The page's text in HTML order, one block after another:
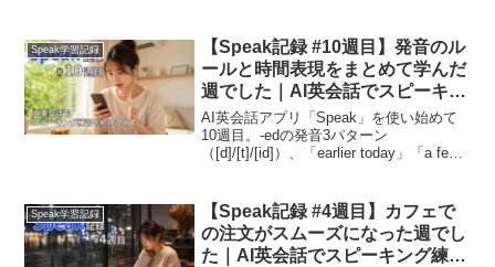
Speak学習記録
【Speak記録 #10週目】発音のル
ールと時間表現をまとめて学んだ
週でした｜AI英会話でスピーキン
グ練習を続けてみて
AI英会話アプリ「Speak」を使い始めて
10週目。-edの発音3パターン
（[d]/[t]/[id]）、「earlier today」「a few
記録。
Speak学習記録
【Speak記録 #4週目】カフェで
の注文がスムーズになった週でし
た｜AI英会話でスピーキング練習